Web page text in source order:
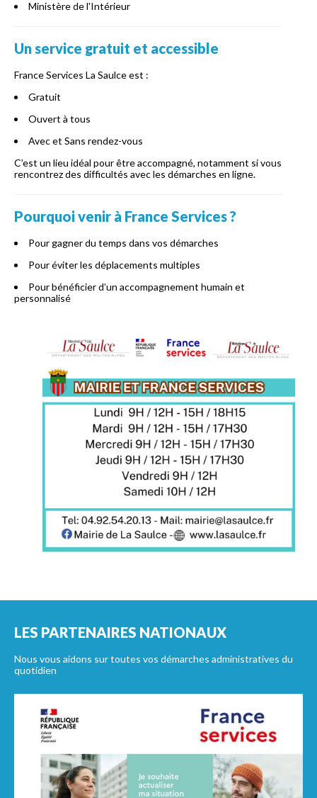
Ministère de l'Intérieur
Un service gratuit et accessible
France Services La Saulce est :
Gratuit
Ouvert à tous
Avec et Sans rendez-vous
C’est un lieu idéal pour être accompagné, notamment si vous
rencontrez des difficultés avec les démarches en ligne.
Pourquoi venir à France Services ?
Pour gagner du temps dans vos démarches
Pour éviter les déplacements multiples
Pour bénéficier d’un accompagnement humain et
personnalisé
LES PARTENAIRES NATIONAUX
Nous vous aidons sur toutes vos démarches administratives du
quotidien